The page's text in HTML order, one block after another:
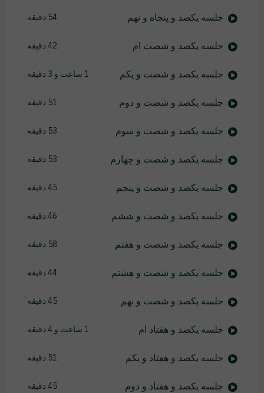
جلسه یکصد و پنجاه و نهم 54 دقیقه
جلسه یکصد و شصت ام 42 دقیقه
جلسه یکصد و شصت و یکم 1 ساعت و 3 دقیقه
جلسه یکصد و شصت و دوم 51 دقیقه
جلسه یکصد و شصت و سوم 53 دقیقه
جلسه یکصد و شصت و چهارم 53 دقیقه
جلسه یکصد و شصت و پنجم 45 دقیقه
جلسه یکصد و شصت و ششم 46 دقیقه
جلسه یکصد و شصت و هفتم 58 دقیقه
جلسه یکصد و شصت و هشتم 44 دقیقه
جلسه یکصد و شصت و نهم 45 دقیقه
جلسه یکصد و هفتاد ام 1 ساعت و 4 دقیقه
جلسه یکصد و هفتاد و یکم 51 دقیقه
جلسه یکصد و هفتاد و دوم 45 دقیقه